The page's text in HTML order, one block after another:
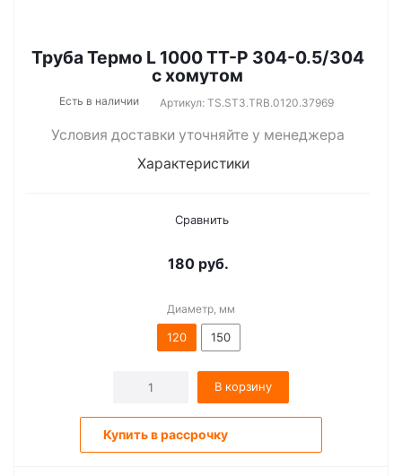
Труба Термо L 1000 ТТ-Р 304-0.5/304
с хомутом
Есть в наличии Артикул: TS.ST3.TRB.0120.37969
Условия доставки уточняйте у менеджера
Характеристики
Сравнить
180руб.
Диаметр, мм
120 150
В корзину
Купить в рассрочку